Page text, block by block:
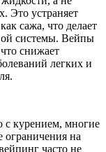
Это устраняет
сажа, что делает
системы. Вейпы
снижает
легких и
с курением, многие
ограничения на
часто не